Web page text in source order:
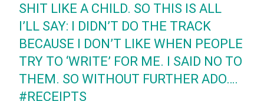
SHIT LIKE A CHILD. SO THIS IS ALL
I’LL SAY: I DIDN’T DO THE TRACK
BECAUSE I DON’T LIKE WHEN PEOPLE
TRY TO ‘WRITE’ FOR ME. I SAID NO TO
THEM. SO WITHOUT FURTHER ADO….
#RECEIPTS